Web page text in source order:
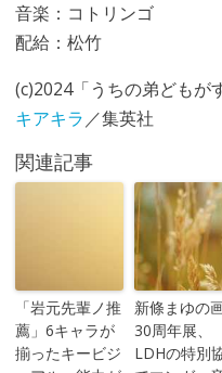
音楽：コトリンゴ
配給：松竹
(c)2024「うちの弟ども
キアキラ ／集英社
関連記事
「岩元先輩ノ推
薦」6キャラが
揃ったキービジ
新條まゆの
30周年展、
LDHの特別